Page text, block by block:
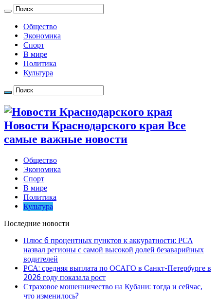
Общество
Экономика
Спорт
В мире
Политика
Культура
Новости Краснодарского края Все
самые важные новости
Общество
Экономика
Спорт
В мире
Политика
Культура
Последние новости
Плюс 6 процентных пунктов к аккуратности: РСА
назвал регионы с самой высокой долей безаварийных
водителей
РСА: средняя выплата по ОСАГО в Санкт-Петербурге в
2026 году показала рост
Страховое мошенничество на Кубани: тогда и сейчас,
что изменилось?